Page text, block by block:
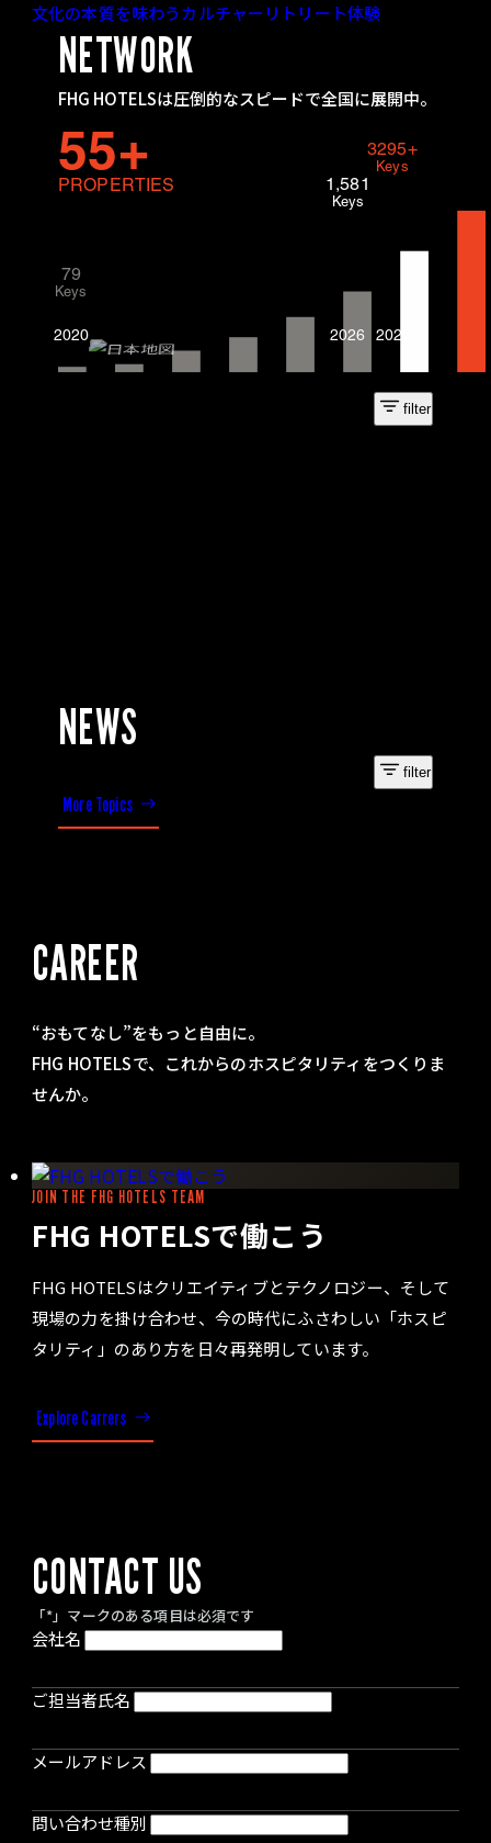
文化の本質を味わうカルチャーリトリート体験
NETWORK
FHG HOTELSは圧倒的なスピードで全国に展開中。
55+
PROPERTIES
2020 2026 2027+
79
Keys
1,581
Keys
3295+
Keys
filter
NEWS
filter
More Topics
CAREER
“おもてなし”をもっと自由に。
FHG HOTELSで、これからのホスピタリティをつくりま
せんか。
JOIN THE FHG HOTELS TEAM
FHG HOTELSで働こう
FHG HOTELSはクリエイティブとテクノロジー、そして
現場の力を掛け合わせ、今の時代にふさわしい「ホスピ
タリティ」のあり方を日々再発明しています。
Explore Carrers
CONTACT US
「*」マークのある項目は必須です
会社名
ご担当者氏名
メールアドレス
問い合わせ種別